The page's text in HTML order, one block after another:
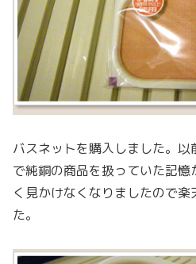
バスネットを購入しました。
で純銅の商品を扱っていた記
く見かけなくなりましたので
た。